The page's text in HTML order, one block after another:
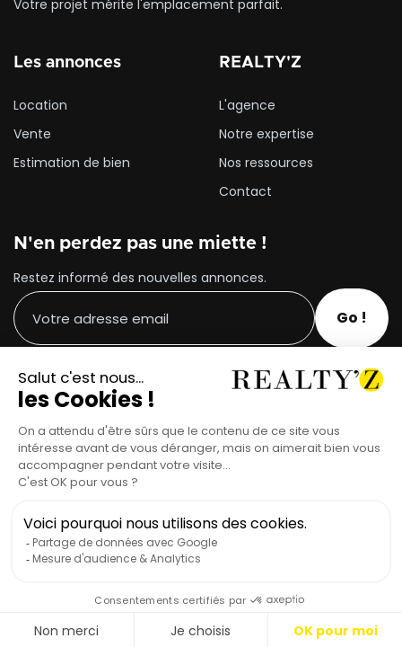
Votre projet mérite l'emplacement parfait.
Les annonces
Location
Vente
Estimation de bien
REALTY'Z
L'agence
Notre expertise
Nos ressources
Contact
N'en perdez pas une miette !
Restez informé des nouvelles annonces.
Tous droits réservés © REALTY'Z 2023
Mentions légales